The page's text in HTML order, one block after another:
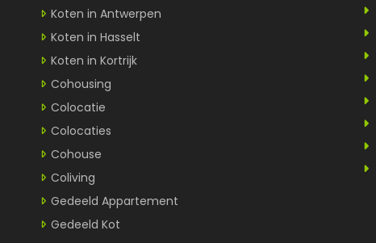
Koten in Antwerpen
Koten in Hasselt
Koten in Kortrijk
Cohousing
Colocatie
Colocaties
Cohouse
Coliving
Gedeeld Appartement
Gedeeld Kot